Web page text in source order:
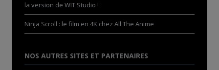
la version de WIT Studio !
Ninja Scroll : le film en 4K chez All The Anime
NOS AUTRES SITES ET PARTENAIRES